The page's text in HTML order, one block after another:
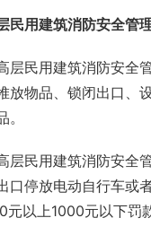
民用建筑消防安全管
高层民用建筑消防安
放物品、锁闭出口、
。
高层民用建筑消防安
口停放电动自行车或
元以上1000元以下罚款